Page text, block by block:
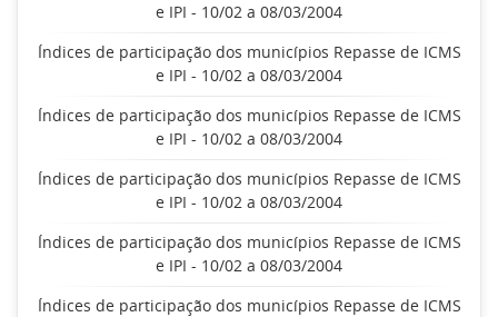
e IPI - 10/02 a 08/03/2004
Índices de participação dos municípios Repasse de ICMS
e IPI - 10/02 a 08/03/2004
Índices de participação dos municípios Repasse de ICMS
e IPI - 10/02 a 08/03/2004
Índices de participação dos municípios Repasse de ICMS
e IPI - 10/02 a 08/03/2004
Índices de participação dos municípios Repasse de ICMS
e IPI - 10/02 a 08/03/2004
Índices de participação dos municípios Repasse de ICMS